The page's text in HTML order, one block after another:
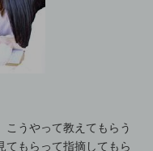
こうやって教えてもらう
てもらって指摘してもら